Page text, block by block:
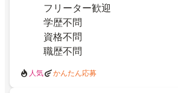
フリーター歓迎
学歴不問
資格不問
職歴不問
人気 かんたん応募